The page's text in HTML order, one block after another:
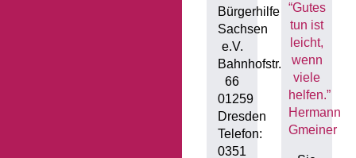
Bürgerhilfe
Sachsen
e.V.
Bahnhofstr.
66
01259
Dresden
Telefon:
0351
“Gutes
tun ist
leicht,
wenn
viele
helfen.”
Hermann
Gmeiner